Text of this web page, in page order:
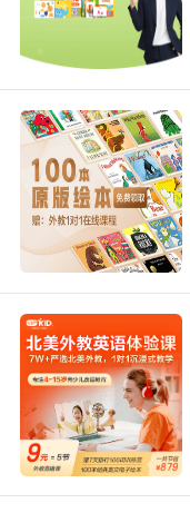
有一天，穿着绿
紫色、棕色衣服
调的世界。于是
黑王国也有了丰
了这种改变大发
着。怎么办呢？
在这个没有白雪
们会发现除了黑
绿、青、蓝、紫
趣的故事，出乎
考问题。
媒体评论
暂无媒体评论